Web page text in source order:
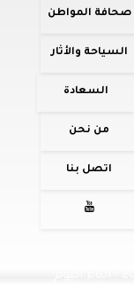
صحافة المواطن
السياحة والأثار
السعادة
من نحن
اتصل بنا
